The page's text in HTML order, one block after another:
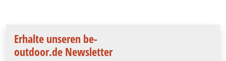
Erhalte unseren be-
outdoor.de Newsletter